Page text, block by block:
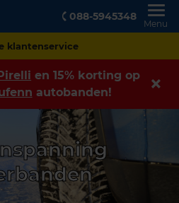
088-5945348
Menu
klantenservice
Pirelli en 15% korting op
autobanden!